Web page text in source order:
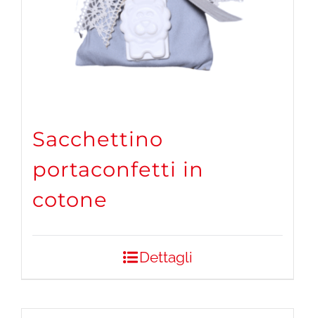
Sacchettino
portaconfetti in
cotone
Dettagli